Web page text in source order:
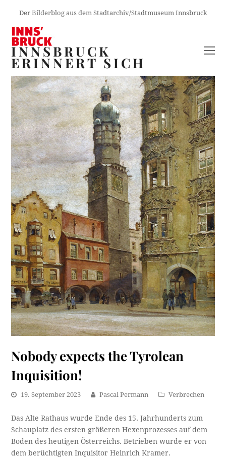
Der Bilderblog aus dem Stadtarchiv/Stadtmuseum Innsbruck
INNSBRUCK
ERINNERT SICH
Nobody expects the Tyrolean
Inquisition!
19. September 2023 Pascal Permann Verbrechen
Das Alte Rathaus wurde Ende des 15. Jahrhunderts zum
Schauplatz des ersten größeren Hexenprozesses auf dem
Boden des heutigen Österreichs. Betrieben wurde er von
dem berüchtigten Inquisitor Heinrich Kramer.